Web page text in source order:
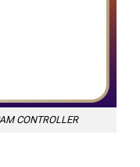
CONTROLLER